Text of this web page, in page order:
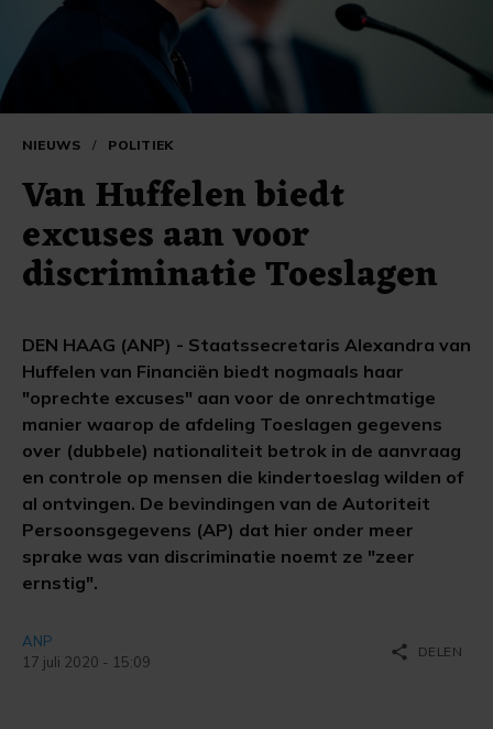
NIEUWS / POLITIEK
Van Huffelen biedt
excuses aan voor
discriminatie Toeslagen
DEN HAAG (ANP) - Staatssecretaris Alexandra van
Huffelen van Financiën biedt nogmaals haar
"oprechte excuses" aan voor de onrechtmatige
manier waarop de afdeling Toeslagen gegevens
over (dubbele) nationaliteit betrok in de aanvraag
en controle op mensen die kindertoeslag wilden of
al ontvingen. De bevindingen van de Autoriteit
Persoonsgegevens (AP) dat hier onder meer
sprake was van discriminatie noemt ze "zeer
ernstig".
ANP
17 juli 2020 - 15:09
share DELEN